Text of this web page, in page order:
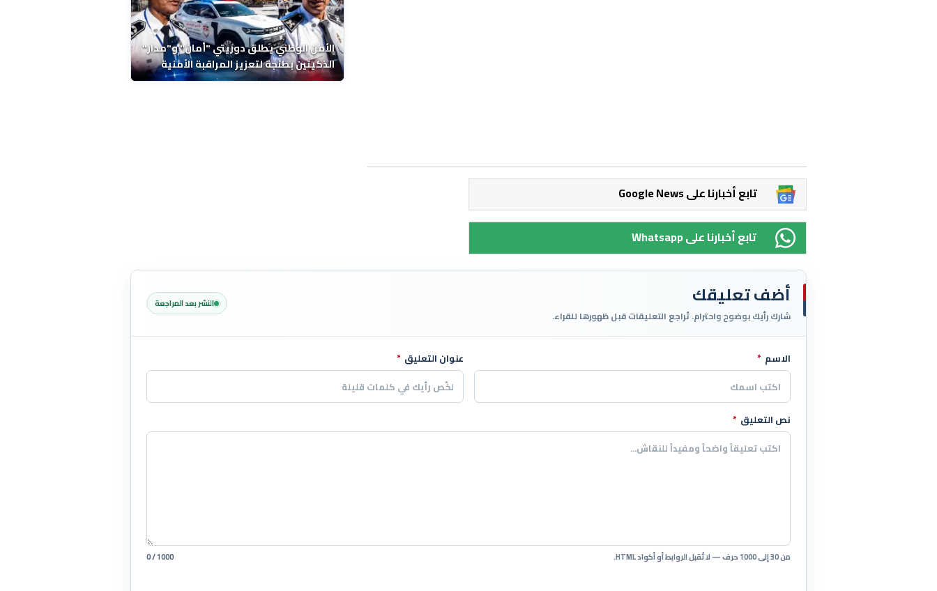
الأمن الوطني يطلق دوريتي "أمان" و"مدار"
الذكيتين بطنجة لتعزيز المراقبة الأمنية
Google News تابع أخبارنا على
Whatsapp تابع أخبارنا على
أضف تعليقك
شارك رأيك بوضوح واحترام. تُراجع التعليقات قبل ظهورها للقراء.
النشر بعد المراجعة
اترك هذا الحقل فارغاً
الاسم * عنوان التعليق *
نص التعليق *
من 30 إلى 1000 حرف — لا تُقبل الروابط أو أكواد HTML. 0 / 1000